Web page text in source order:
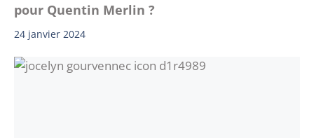
pour Quentin Merlin ?
24 janvier 2024